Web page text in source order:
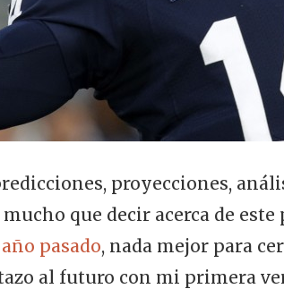
proyecciones,
que decir acerca de
pasado, nada mejor para
al futuro con mi primera